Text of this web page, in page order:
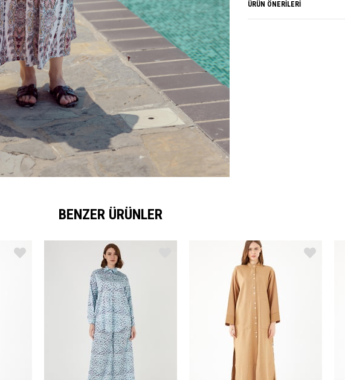
· 3 (44-46) Alt Beden: Boy - 93
ÜRÜN ÖNERILERI
BENZER ÜRÜNLER